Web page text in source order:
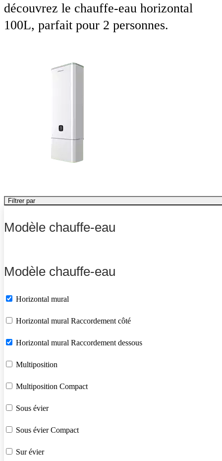
découvrez le chauffe-eau horizontal
100L, parfait pour 2 personnes.
Filtrer par
Modèle chauffe-eau
Modèle chauffe-eau
Horizontal mural
Horizontal mural Raccordement côté
Horizontal mural Raccordement dessous
Multiposition
Multiposition Compact
Sous évier
Sous évier Compact
Sur évier